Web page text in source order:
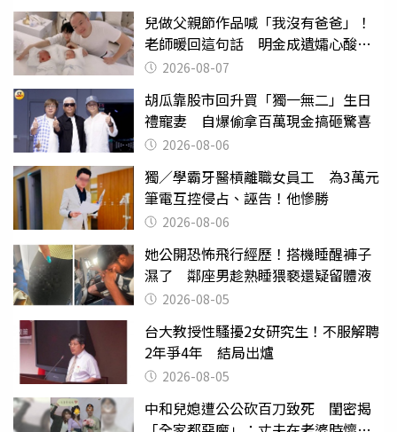
兒做父親節作品喊「我沒有爸爸」！
老師暖回這句話 明金成遺孀心酸惹
淚 2026-08-07
胡瓜靠股市回升買「獨一無二」生日
禮寵妻 自爆偷拿百萬現金搞砸驚喜
2026-08-06
獨／學霸牙醫槓離職女員工 為3萬元
筆電互控侵占、誣告！他慘勝
2026-08-06
她公開恐怖飛行經歷！搭機睡醒褲子
濕了 鄰座男趁熟睡猥褻還疑留體液
2026-08-05
台大教授性騷擾2女研究生！不服解聘
2年爭4年 結局出爐
2026-08-05
中和兒媳遭公公砍百刀致死 閨密揭